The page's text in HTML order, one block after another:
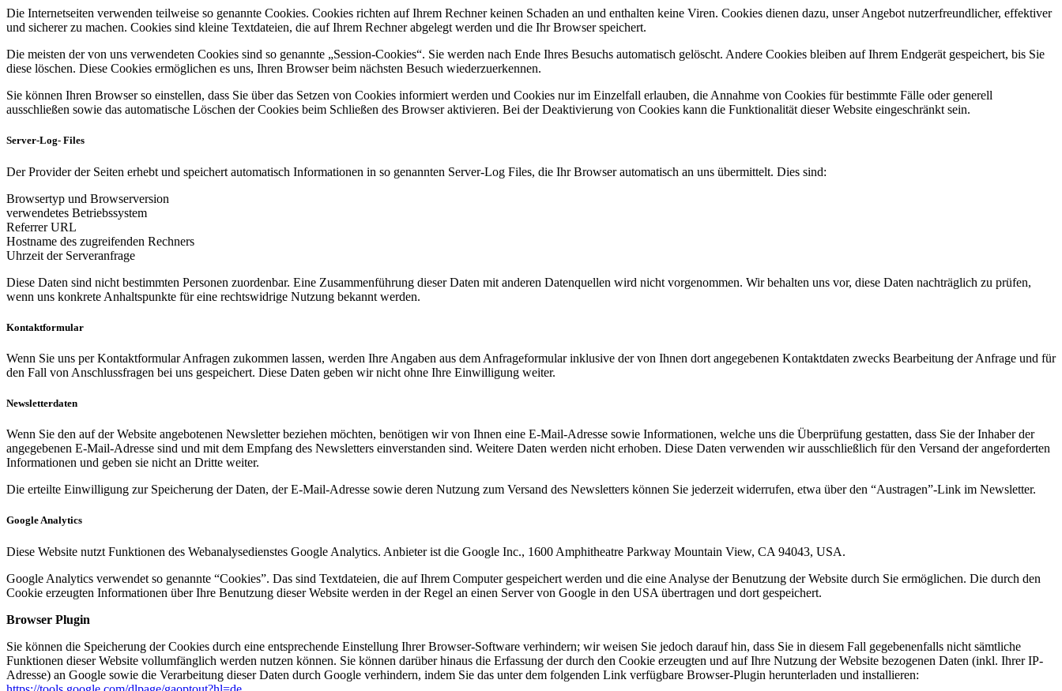
Die Internetseiten verwenden teilweise so genannte Cookies. Cookies richten auf Ihrem Rechner keinen Schaden an und enthalten keine Viren. Cookies dienen dazu, unser Angebot nutzerfreundlicher, effektiver
und sicherer zu machen. Cookies sind kleine Textdateien, die auf Ihrem Rechner abgelegt werden und die Ihr Browser speichert.
Die meisten der von uns verwendeten Cookies sind so genannte „Session-Cookies“. Sie werden nach Ende Ihres Besuchs automatisch gelöscht. Andere Cookies bleiben auf Ihrem Endgerät gespeichert, bis Sie
diese löschen. Diese Cookies ermöglichen es uns, Ihren Browser beim nächsten Besuch wiederzuerkennen.
Sie können Ihren Browser so einstellen, dass Sie über das Setzen von Cookies informiert werden und Cookies nur im Einzelfall erlauben, die Annahme von Cookies für bestimmte Fälle oder generell
ausschließen sowie das automatische Löschen der Cookies beim Schließen des Browser aktivieren. Bei der Deaktivierung von Cookies kann die Funktionalität dieser Website eingeschränkt sein.
Server-Log- Files
Der Provider der Seiten erhebt und speichert automatisch Informationen in so genannten Server-Log Files, die Ihr Browser automatisch an uns übermittelt. Dies sind:
Browsertyp und Browserversion
verwendetes Betriebssystem
Referrer URL
Hostname des zugreifenden Rechners
Uhrzeit der Serveranfrage
Diese Daten sind nicht bestimmten Personen zuordenbar. Eine Zusammenführung dieser Daten mit anderen Datenquellen wird nicht vorgenommen. Wir behalten uns vor, diese Daten nachträglich zu prüfen,
wenn uns konkrete Anhaltspunkte für eine rechtswidrige Nutzung bekannt werden.
Kontaktformular
Wenn Sie uns per Kontaktformular Anfragen zukommen lassen, werden Ihre Angaben aus dem Anfrageformular inklusive der von Ihnen dort angegebenen Kontaktdaten zwecks Bearbeitung der Anfrage und für
den Fall von Anschlussfragen bei uns gespeichert. Diese Daten geben wir nicht ohne Ihre Einwilligung weiter.
Newsletterdaten
Wenn Sie den auf der Website angebotenen Newsletter beziehen möchten, benötigen wir von Ihnen eine E-Mail-Adresse sowie Informationen, welche uns die Überprüfung gestatten, dass Sie der Inhaber der
angegebenen E-Mail-Adresse sind und mit dem Empfang des Newsletters einverstanden sind. Weitere Daten werden nicht erhoben. Diese Daten verwenden wir ausschließlich für den Versand der angeforderten
Informationen und geben sie nicht an Dritte weiter.
Die erteilte Einwilligung zur Speicherung der Daten, der E-Mail-Adresse sowie deren Nutzung zum Versand des Newsletters können Sie jederzeit widerrufen, etwa über den “Austragen”-Link im Newsletter.
Google Analytics
Diese Website nutzt Funktionen des Webanalysedienstes Google Analytics. Anbieter ist die Google Inc., 1600 Amphitheatre Parkway Mountain View, CA 94043, USA.
Google Analytics verwendet so genannte “Cookies”. Das sind Textdateien, die auf Ihrem Computer gespeichert werden und die eine Analyse der Benutzung der Website durch Sie ermöglichen. Die durch den
Cookie erzeugten Informationen über Ihre Benutzung dieser Website werden in der Regel an einen Server von Google in den USA übertragen und dort gespeichert.
Browser Plugin
Sie können die Speicherung der Cookies durch eine entsprechende Einstellung Ihrer Browser-Software verhindern; wir weisen Sie jedoch darauf hin, dass Sie in diesem Fall gegebenenfalls nicht sämtliche
Funktionen dieser Website vollumfänglich werden nutzen können. Sie können darüber hinaus die Erfassung der durch den Cookie erzeugten und auf Ihre Nutzung der Website bezogenen Daten (inkl. Ihrer IP-
Adresse) an Google sowie die Verarbeitung dieser Daten durch Google verhindern, indem Sie das unter dem folgenden Link verfügbare Browser-Plugin herunterladen und installieren: